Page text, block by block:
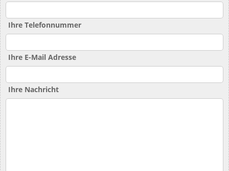
Ihre Telefonnummer
Ihre E-Mail Adresse
Ihre Nachricht